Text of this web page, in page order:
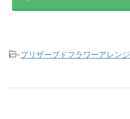
-プリザーブドフラワーアレンジ